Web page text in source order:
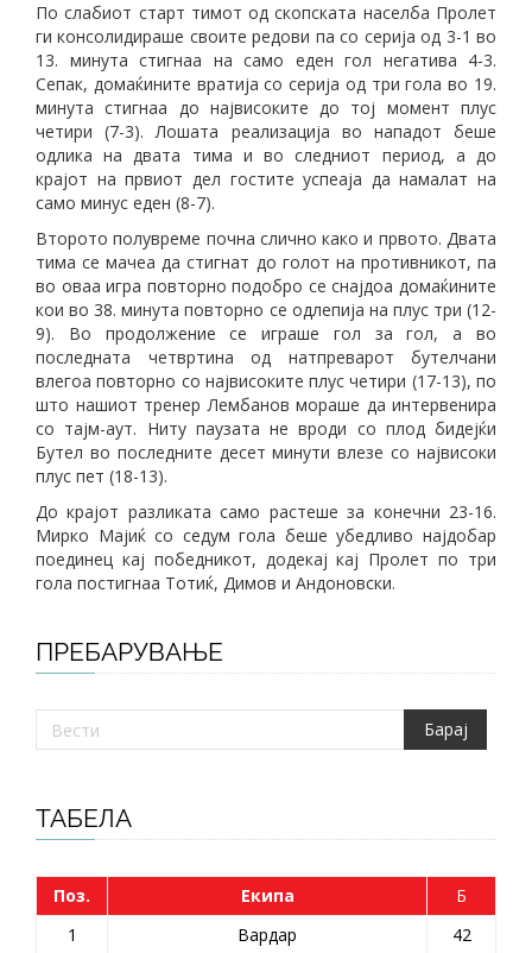
По слабиот старт тимот од скопската населба Пролет
ги консолидираше своите редови па со серија од 3-1 во
13. минута стигнаа на само еден гол негатива 4-3.
Сепак, домаќините вратија со серија од три гола во 19.
минута стигнаа до највисоките до тој момент плус
четири (7-3). Лошата реализација во нападот беше
одлика на двата тима и во следниот период, а до
крајот на првиот дел гостите успеаја да намалат на
само минус еден (8-7).
Второто полувреме почна слично како и првото. Двата
тима се мачеа да стигнат до голот на противникот, па
во оваа игра повторно подобро се снајдоа домаќините
кои во 38. минута повторно се одлепија на плус три (12-
9). Во продолжение се играше гол за гол, а во
последната четвртина од натпреварот бутелчани
влегоа повторно со највисоките плус четири (17-13), по
што нашиот тренер Лембанов мораше да интервенира
со тајм-аут. Ниту паузата не вроди со плод бидејќи
Бутел во последните десет минути влезе со највисоки
плус пет (18-13).
До крајот разликата само растеше за конечни 23-16.
Мирко Мајиќ со седум гола беше убедливо најдобар
поединец кај победникот, додекај кај Пролет по три
гола постигнаа Тотиќ, Димов и Андоновски.
ПРЕБАРУВАЊЕ
ТАБЕЛА
Поз. Екипа
Б
1
Вардар
42